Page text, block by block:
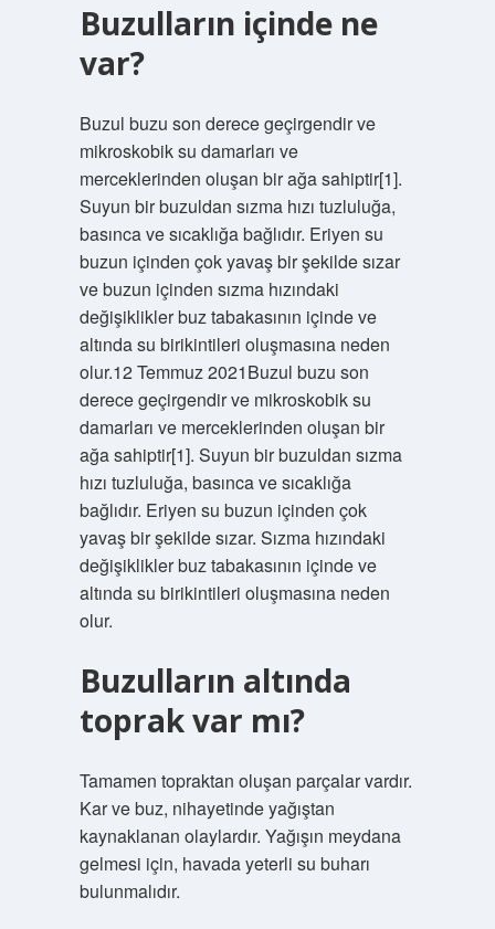
Buzulların içinde ne
var?
Buzul buzu son derece geçirgendir ve
mikroskobik su damarları ve
merceklerinden oluşan bir ağa sahiptir[1].
Suyun bir buzuldan sızma hızı tuzluluğa,
basınca ve sıcaklığa bağlıdır. Eriyen su
buzun içinden çok yavaş bir şekilde sızar
ve buzun içinden sızma hızındaki
değişiklikler buz tabakasının içinde ve
altında su birikintileri oluşmasına neden
olur.12 Temmuz 2021Buzul buzu son
derece geçirgendir ve mikroskobik su
damarları ve merceklerinden oluşan bir
ağa sahiptir[1]. Suyun bir buzuldan sızma
hızı tuzluluğa, basınca ve sıcaklığa
bağlıdır. Eriyen su buzun içinden çok
yavaş bir şekilde sızar. Sızma hızındaki
değişiklikler buz tabakasının içinde ve
altında su birikintileri oluşmasına neden
olur.
Buzulların altında
toprak var mı?
Tamamen topraktan oluşan parçalar vardır.
Kar ve buz, nihayetinde yağıştan
kaynaklanan olaylardır. Yağışın meydana
gelmesi için, havada yeterli su buharı
bulunmalıdır.